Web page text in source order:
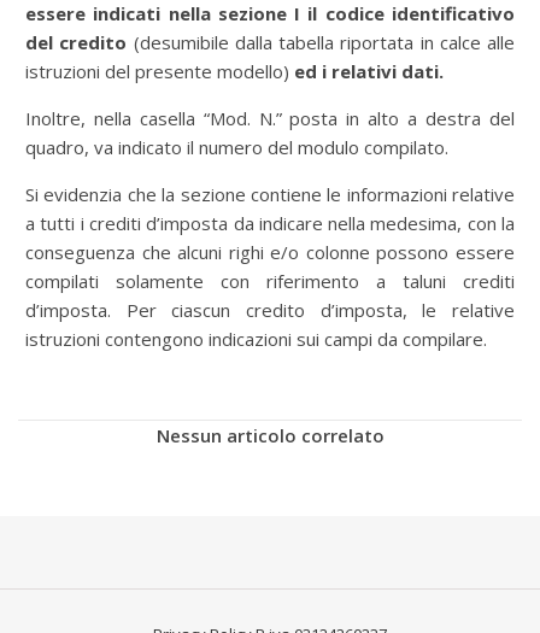
essere indicati nella sezione I il codice identificativo
del credito (desumibile dalla tabella riportata in calce alle
istruzioni del presente modello) ed i relativi dati.
Inoltre, nella casella “Mod. N.” posta in alto a destra del
quadro, va indicato il numero del modulo compilato.
Si evidenzia che la sezione contiene le informazioni relative
a tutti i crediti d’imposta da indicare nella medesima, con la
conseguenza che alcuni righi e/o colonne possono essere
compilati solamente con riferimento a taluni crediti
d’imposta. Per ciascun credito d’imposta, le relative
istruzioni contengono indicazioni sui campi da compilare.
Nessun articolo correlato